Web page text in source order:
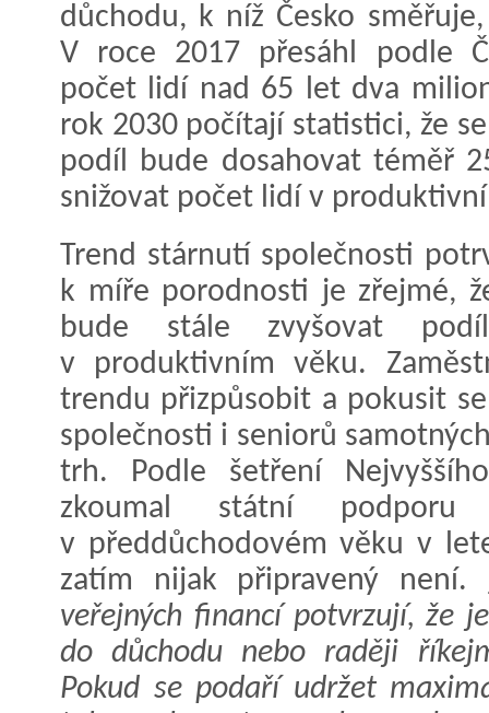
důchodu, k níž Česko
V roce 2017 přesáhl podle
počet lidí nad 65 let dva
rok 2030 počítají statistici, že
podíl bude dosahovat téměř
snižovat počet lidí v
Trend stárnutí společnosti
k míře porodnosti je zřejmé,
bude stále zvyšovat
v produktivním věku.
trendu přizpůsobit a pokusit
společnosti i seniorů
trh. Podle šetření
zkoumal státní
v předdůchodovém věku v
zatím nijak připravený není.
veřejných financí potvrzují, že
do důchodu nebo raději
Pokud se podaří udržet